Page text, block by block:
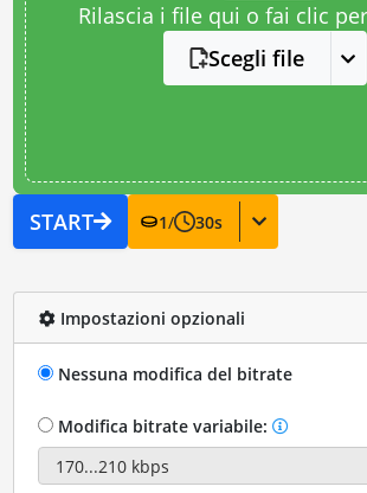
Rilascia i file qui o fai clic
Scegli file
START 1/ 30s
Impostazioni opzionali
Nessuna modifica del bitrate
Modifica bitrate variabile: